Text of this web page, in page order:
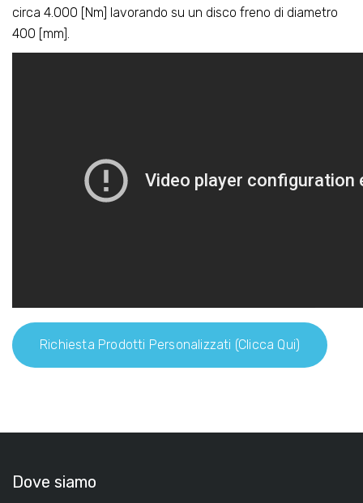
circa 4.000 [Nm] lavorando su un disco freno di diametro
400 [mm].
Richiesta Prodotti Personalizzati (clicca Qui)
Dove siamo